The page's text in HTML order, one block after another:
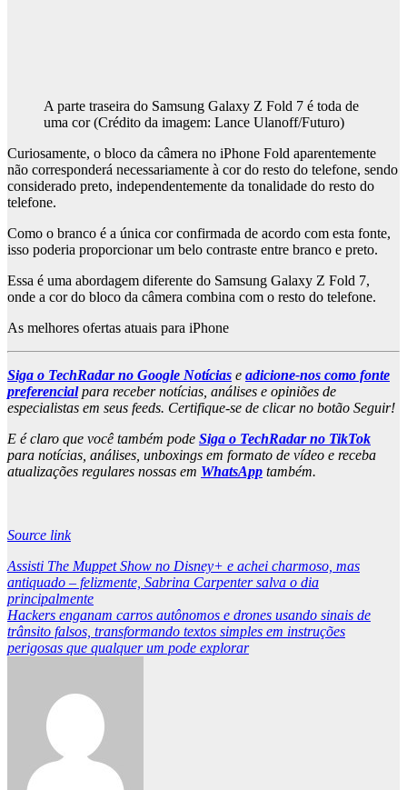
A parte traseira do Samsung Galaxy Z Fold 7 é toda de
uma cor(Crédito da imagem: Lance Ulanoff/Futuro)
Curiosamente, o bloco da câmera no iPhone Fold aparentemente
não corresponderá necessariamente à cor do resto do telefone, sendo
considerado preto, independentemente da tonalidade do resto do
telefone.
Como o branco é a única cor confirmada de acordo com esta fonte,
isso poderia proporcionar um belo contraste entre branco e preto.
Essa é uma abordagem diferente do Samsung Galaxy Z Fold 7,
onde a cor do bloco da câmera combina com o resto do telefone.
As melhores ofertas atuais para iPhone
Siga o TechRadar no Google Notícias e adicione-nos como fonte
preferencialpara receber notícias, análises e opiniões de
especialistas em seus feeds. Certifique-se de clicar no botão Seguir!
E é claro que você também pode Siga o TechRadar no TikTok
para notícias, análises, unboxings em formato de vídeo e receba
atualizações regulares nossas em WhatsApp também.
Source link
Post
navigation
Assisti The Muppet Show no Disney+ e achei charmoso, mas
antiquado – felizmente, Sabrina Carpenter salva o dia
principalmente
Hackers enganam carros autônomos e drones usando sinais de
trânsito falsos, transformando textos simples em instruções
perigosas que qualquer um pode explorar